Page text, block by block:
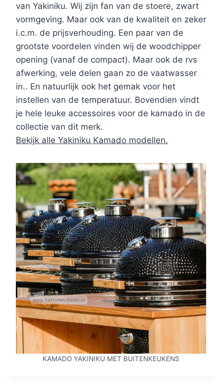
van Yakiniku. Wij zijn fan van de stoere, zwart
vormgeving. Maar ook van de kwaliteit en zeker
i.c.m. de prijsverhouding. Een paar van de
grootste voordelen vinden wij de woodchipper
opening (vanaf de compact). Maar ook de rvs
afwerking, vele delen gaan zo de vaatwasser
in.. En natuurlijk ook het gemak voor het
instellen van de temperatuur. Bovendien vindt
je hele leuke accessoires voor de kamado in de
collectie van dit merk.
Bekijk alle Yakiniku Kamado modellen.
KAMADO YAKINIKU MET BUITENKEUKENS